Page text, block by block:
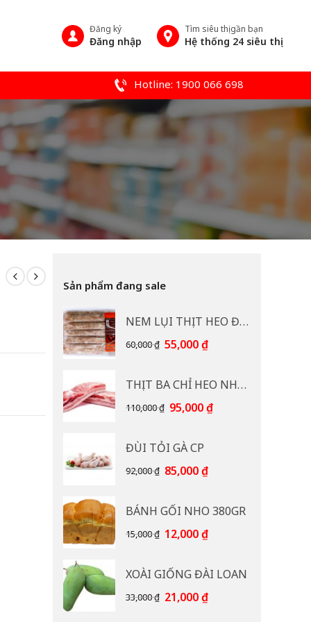
Đăng ký
Đăng nhập
Tìm siêu thị gần bạn
Hệ thống 24 siêu thị
Hotline: 1900 066 698
Sản phẩm đang sale
NEM LỤI THỊT HEO ĐB CP 400G
60,000₫ Giá
60,000 ₫.
55,000₫Giá
là:
55,000 ₫.
THỊT BA CHỈ HEO NHẠP KHẨU
110,000₫ Giá
110,000 ₫.
95,000₫Giá
ĐÙI TỎI GÀ CP
92,000₫ Giá
92,000 ₫.
85,000₫Giá
là:
85,000 ₫.
BÁNH GỐI NHO 380GR
15,000₫ Giá
15,000 ₫.
12,000₫Giá
là:
12,000 ₫.
XOÀI GIỐNG ĐÀI LOAN
33,000₫ Giá
21,000₫Giá